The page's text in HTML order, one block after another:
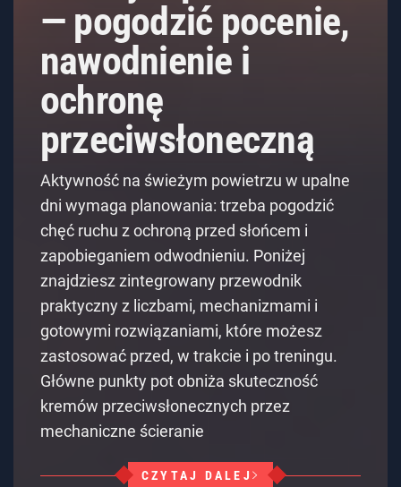
— pogodzić pocenie,
nawodnienie i
ochronę
przeciwsłoneczną
Aktywność na świeżym powietrzu w upalne
dni wymaga planowania: trzeba pogodzić
chęć ruchu z ochroną przed słońcem i
zapobieganiem odwodnieniu. Poniżej
znajdziesz zintegrowany przewodnik
praktyczny z liczbami, mechanizmami i
gotowymi rozwiązaniami, które możesz
zastosować przed, w trakcie i po treningu.
Główne punkty pot obniża skuteczność
kremów przeciwsłonecznych przez
mechaniczne ścieranie
CZYTAJ DALEJ